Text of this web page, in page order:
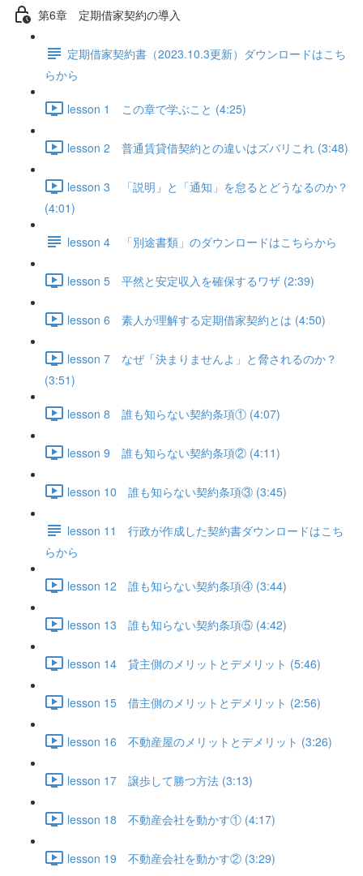
第6章 定期借家契約の導入
定期借家契約書（2023.10.3更新）ダウンロードはこち
らから
lesson 1 この章で学ぶこと (4:25)
lesson 2 普通賃貸借契約との違いはズバリこれ (3:48)
lesson 3 「説明」と「通知」を怠るとどうなるのか？
(4:01)
lesson 4 「別途書類」のダウンロードはこちらから
lesson 5 平然と安定収入を確保するワザ (2:39)
lesson 6 素人が理解する定期借家契約とは (4:50)
lesson 7 なぜ「決まりませんよ」と脅されるのか？
(3:51)
lesson 8 誰も知らない契約条項① (4:07)
lesson 9 誰も知らない契約条項② (4:11)
lesson 10 誰も知らない契約条項③ (3:45)
lesson 11 行政が作成した契約書ダウンロードはこち
らから
lesson 12 誰も知らない契約条項④ (3:44)
lesson 13 誰も知らない契約条項⑤ (4:42)
lesson 14 貸主側のメリットとデメリット (5:46)
lesson 15 借主側のメリットとデメリット (2:56)
lesson 16 不動産屋のメリットとデメリット (3:26)
lesson 17 譲歩して勝つ方法 (3:13)
lesson 18 不動産会社を動かす① (4:17)
lesson 19 不動産会社を動かす② (3:29)